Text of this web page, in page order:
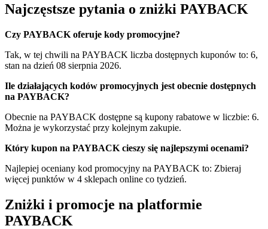
Najczęstsze pytania o zniżki PAYBACK
Czy PAYBACK oferuje kody promocyjne?
Tak, w tej chwili na PAYBACK liczba dostępnych kuponów to: 6,
stan na dzień 08 sierpnia 2026.
Ile działających kodów promocyjnych jest obecnie dostępnych
na PAYBACK?
Obecnie na PAYBACK dostępne są kupony rabatowe w liczbie: 6.
Można je wykorzystać przy kolejnym zakupie.
Który kupon na PAYBACK cieszy się najlepszymi ocenami?
Najlepiej oceniany kod promocyjny na PAYBACK to: Zbieraj
więcej punktów w 4 sklepach online co tydzień.
Zniżki i promocje na platformie
PAYBACK